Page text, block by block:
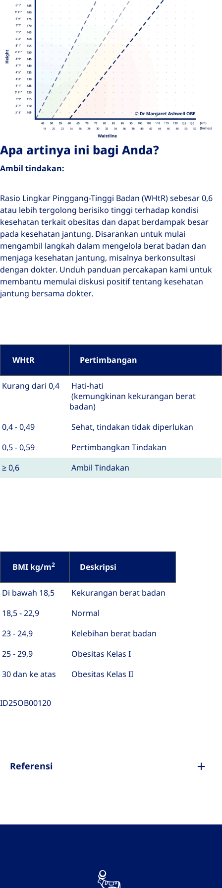
Apa artinya ini bagi Anda?
Ambil tindakan:
Rasio Lingkar Pinggang-Tinggi Badan (WHtR) sebesar 0,6
atau lebih tergolong berisiko tinggi terhadap kondisi
kesehatan terkait obesitas dan dapat berdampak besar
pada kesehatan jantung. Disarankan untuk mulai
mengambil langkah dalam mengelola berat badan dan
menjaga kesehatan jantung, misalnya berkonsultasi
dengan dokter. Unduh panduan percakapan kami untuk
membantu memulai diskusi positif tentang kesehatan
jantung bersama dokter.
WHtR Pertimbangan
Kurang dari 0,4
Hati-hati
(kemungkinan kekurangan berat
badan)
0,4 - 0,49
Sehat, tindakan tidak diperlukan
0,5 - 0,59
Pertimbangkan Tindakan
≥ 0,6
Ambil Tindakan
BMI kg/m2 Deskripsi
Di bawah 18,5
Kekurangan berat badan
18,5 - 22,9
Normal
23 - 24,9
Kelebihan berat badan
25 - 29,9
Obesitas Kelas I
30 dan ke atas
Obesitas Kelas II
ID25OB00120
Referensi